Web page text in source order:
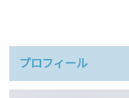
プロフィール